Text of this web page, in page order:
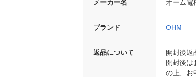
メーカー名 オーム電
ブランド OHM
返品について
開封後返
開封後は
の上、お